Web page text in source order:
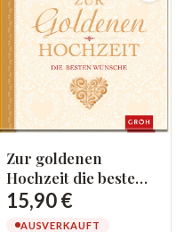
Zur goldenen
Hochzeit die besten
Wünsche
15,90 €
AUSVERKAUFT